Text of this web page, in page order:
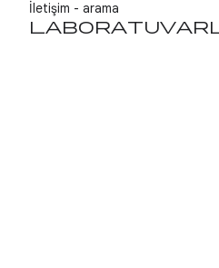
İletişim - arama